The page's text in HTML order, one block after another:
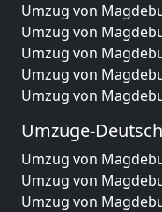
Umzug von
Umzug von
Umzug von
Umzug von
Umzug von
Umzüge-
Umzug von
Umzug von
Umzug von